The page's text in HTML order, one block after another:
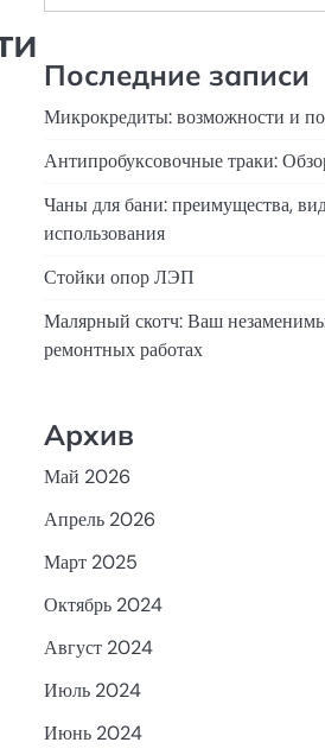
Последние записи
Микрокредиты: возможности и
Антипробуксовочные траки:
Чаны для бани: преимущества,
использования
Стойки опор ЛЭП
Малярный скотч: Ваш
ремонтных работах
Архив
Май 2026
Апрель 2026
Март 2025
Октябрь 2024
Август 2024
Июль 2024
Июнь 2024